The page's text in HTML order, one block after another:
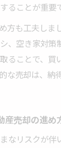
ることが重要
方も工夫しま
、空き家対策
ることで、買
な売却は、納
産売却の進め
なリスクが伴